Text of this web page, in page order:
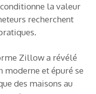
la valeur
recherchent
Zillow a révélé
moderne et épuré se
des maisons au